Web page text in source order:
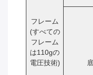
フレーム
(すべての
フレーム
は110gの
電圧技術)